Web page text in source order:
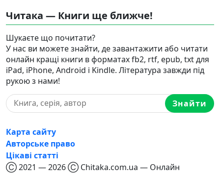
Читака — Книги ще ближче!
Шукаєте що почитати?
У нас ви можете знайти, де завантажити або читати
онлайн кращі книги в форматах fb2, rtf, epub, txt для
iPad, iPhone, Android і Kindle. Література завжди під
рукою з нами!
Знайти
Карта сайту
Авторське право
Цікаві статті
Ⓒ 2021 — 2026 Ⓒ Chitaka.com.ua — Онлайн